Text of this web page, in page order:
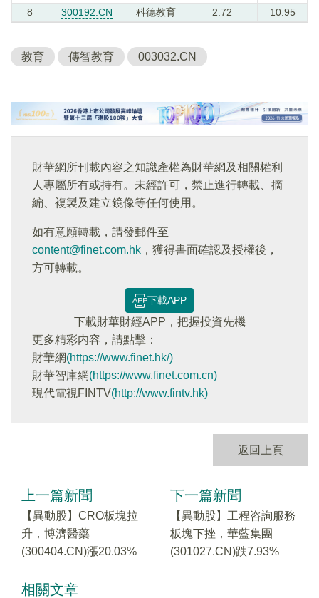
8
300192.CN 科德教育 2.72 10.95
教育 傳智教育 003032.CN
財華網所刊載內容之知識產權為財華網及相關權利
人專屬所有或持有。未經許可，禁止進行轉載、摘
編、複製及建立鏡像等任何使用。
如有意願轉載，請發郵件至
content@finet.com.hk ，獲得書面確認及授權後，
方可轉載。
下載APP
下載財華財經APP，把握投資先機
更多精彩内容，請點擊：
財華網(https://www.finet.hk/)
財華智庫網(https://www.finet.com.cn)
現代電視FINTV(http://www.fintv.hk)
返回上頁
上一篇新聞
【異動股】CRO板塊拉
升，博濟醫藥
(300404.CN)漲20.03%
下一篇新聞
【異動股】工程咨詢服務
板塊下挫，華藍集團
(301027.CN)跌7.93%
相關文章